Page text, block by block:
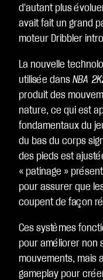
et
le
tra
ert
de
do
nn
ée
s
ver
s
les
ser
urs
d'autant plus
avait fait un grand
moteur Dribbler
La nouvelle
utilisée dans NBA
produit des
nature, ce qui est
fondamentaux du
du bas du corps
des pieds est
« patinage »
pour assurer que
coupent de façon
Ces systèmes
pour améliorer non
mouvements, mais
gameplay pour